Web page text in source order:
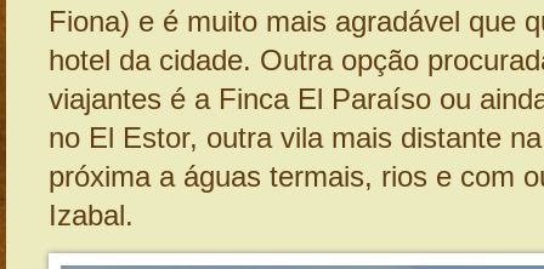
Fiona) e é muito mais agradável que
hotel da cidade. Outra opção
viajantes é a Finca El Paraíso ou
no El Estor, outra vila mais distante
próxima a águas termais, rios e com
Izabal.